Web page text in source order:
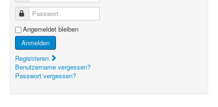
Passwort
Angemeldet bleiben
Anmelden
Registrieren
Benutzername vergessen?
Passwort vergessen?